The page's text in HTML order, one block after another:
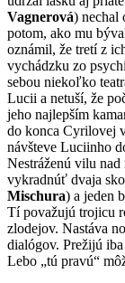
Vagnerová) nechal
potom, ako mu
oznámil, že tretí z
vychádzku zo
sebou niekoľko
Lucii a netuší, že
jeho najlepším
do konca Cyrilovej
návšteve Luciinho
Nestráženú vilu
vykradnúť dvaja
Mischura) a jeden
Tí považujú trojicu
zlodejov. Nastáva
dialógov. Prežijú
Lebo „tú pravú“